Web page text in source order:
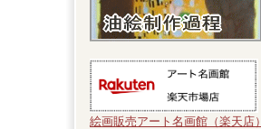
絵画販売アート名画館（楽天店）